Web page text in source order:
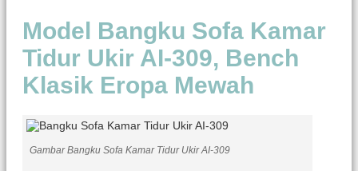
Model Bangku Sofa Kamar
Tidur Ukir AI-309, Bench
Klasik Eropa Mewah
Gambar Bangku Sofa Kamar Tidur Ukir AI-309